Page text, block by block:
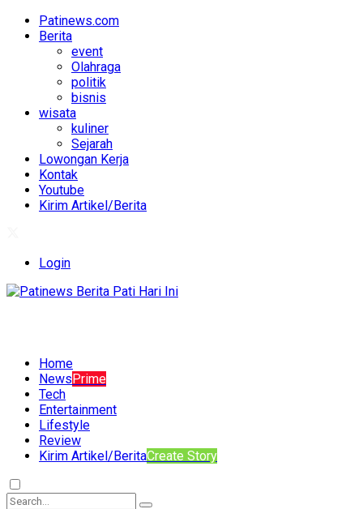
Patinews.com
Berita
event
Olahraga
politik
bisnis
wisata
kuliner
Sejarah
Lowongan Kerja
Kontak
Youtube
Kirim Artikel/Berita
Login
Home
NewsPrime
Tech
Entertainment
Lifestyle
Review
Kirim Artikel/BeritaCreate Story